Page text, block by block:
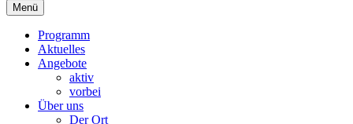
Menü
Programm
Aktuelles
Angebote
aktiv
vorbei
Über uns
Der Ort